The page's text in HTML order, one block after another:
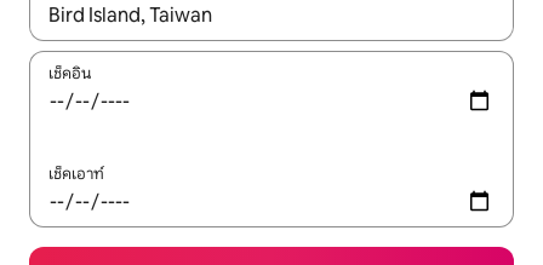
ใช้ลูกศรขึ้นลง หรือใช้การสัมผัสหรือปัด เพื่อสำรวจผลการค้นหา
เช็คอิน
เช็คเอาท์